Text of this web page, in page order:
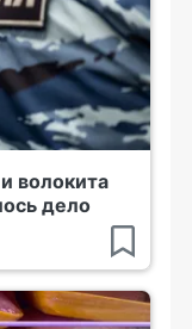
волокита
дело